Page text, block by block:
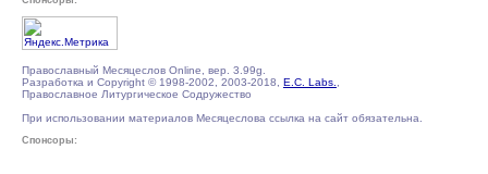
Православный Месяцеслов Online, вер. 3.99g.
Разработка и Copyright © 1998-2002, 2003-2018, E.C. Labs.
Православное Литургическое Содружество
При использовании материалов Месяцеслова ссылка на сайт обязательна.
Спонсоры: